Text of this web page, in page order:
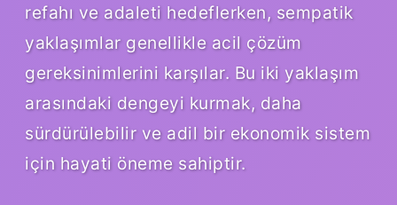
refahı ve adaleti hedeflerken, sempatik
yaklaşımlar genellikle acil çözüm
gereksinimlerini karşılar. Bu iki yaklaşım
arasındaki dengeyi kurmak, daha
sürdürülebilir ve adil bir ekonomik sistem
için hayati öneme sahiptir.